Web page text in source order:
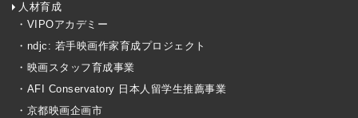
人材育成
・VIPOアカデミー
・ndjc: 若手映画作家育成プロジェクト
・映画スタッフ育成事業
・AFI Conservatory 日本人留学生推薦事業
・京都映画企画市